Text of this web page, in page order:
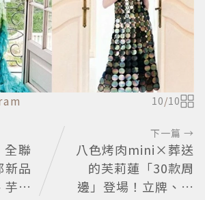
10/10
全聯
新品
芋頭
下一篇 →
八色烤肉mini×葬送
的芙莉蓮「30款周
邊」登場！立牌、鑰